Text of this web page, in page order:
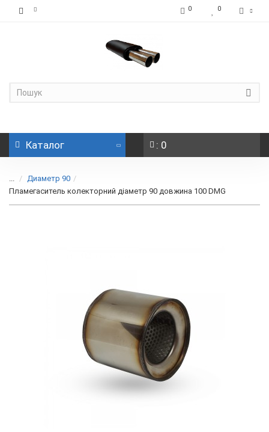
0 0
Каталог : 0
...
Диаметр 90
Пламегаситель колекторний діаметр 90 довжина 100 DMG